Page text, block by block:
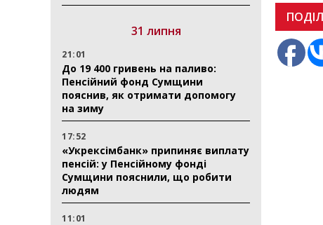
31 липня
21:01
До 19 400 гривень на паливо:
Пенсійний фонд Сумщини
пояснив, як отримати допомогу
на зиму
17:52
«Укрексімбанк» припиняє виплату
пенсій: у Пенсійному фонді
Сумщини пояснили, що робити
людям
11:01